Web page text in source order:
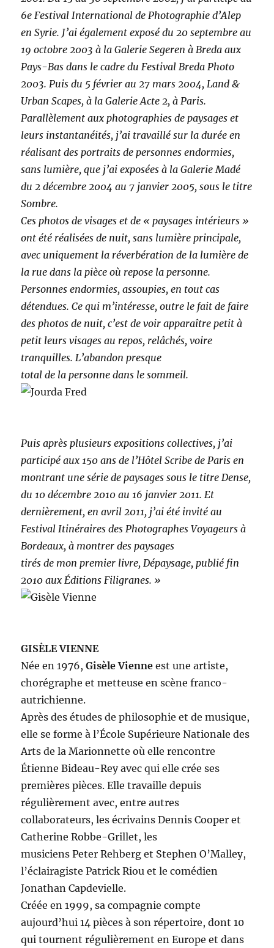
6e Festival International de Photographie d’Alep
en Syrie. J’ai également exposé du 20 septembre au
19 octobre 2003 à la Galerie Segeren à Breda aux
Pays-Bas dans le cadre du Festival Breda Photo
2003. Puis du 5 février au 27 mars 2004, Land &
Urban Scapes, à la Galerie Acte 2, à Paris.
Parallèlement aux photographies de paysages et
leurs instantanéités, j’ai travaillé sur la durée en
réalisant des portraits de personnes endormies,
sans lumière, que j’ai exposées à la Galerie Madé
du 2 décembre 2004 au 7 janvier 2005, sous le titre
Sombre.
Ces photos de visages et de « paysages intérieurs »
ont été réalisées de nuit, sans lumière principale,
avec uniquement la réverbération de la lumière de
la rue dans la pièce où repose la personne.
Personnes endormies, assoupies, en tout cas
détendues. Ce qui m’intéresse, outre le fait de faire
des photos de nuit, c’est de voir apparaître petit à
petit leurs visages au repos, relâchés, voire
tranquilles. L’abandon presque
total de la personne dans le sommeil.
Puis après plusieurs expositions collectives, j’ai
participé aux 150 ans de l’Hôtel Scribe de Paris en
montrant une série de paysages sous le titre Dense,
du 10 décembre 2010 au 16 janvier 2011. Et
dernièrement, en avril 2011, j’ai été invité au
Festival Itinéraires des Photographes Voyageurs à
Bordeaux, à montrer des paysages
tirés de mon premier livre, Dépaysage, publié fin
2010 aux Éditions Filigranes. »
GISÈLE VIENNE
Née en 1976,Gisèle Vienne est une artiste,
chorégraphe et metteuse en scène franco-
autrichienne.
Après des études de philosophie et de musique,
elle se forme à l’École Supérieure Nationale des
Arts de la Marionnette où elle rencontre
Étienne Bideau-Rey avec qui elle crée ses
premières pièces. Elle travaille depuis
régulièrement avec, entre autres
collaborateurs, les écrivains Dennis Cooper et
Catherine Robbe-Grillet, les
musiciens Peter Rehberg et Stephen O’Malley,
l’éclairagiste Patrick Riou et le comédien
Jonathan Capdevielle.
Créée en 1999, sa compagnie compte
aujourd’hui 14 pièces à son répertoire, dont 10
qui tournent régulièrement en Europe et dans